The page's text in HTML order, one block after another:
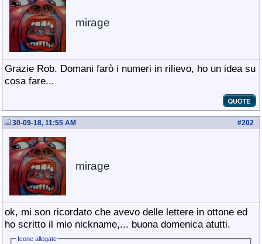
mirage
Grazie Rob. Domani farò i numeri in rilievo, ho un idea su
cosa fare...
#202
30-09-18, 11:55 AM
mirage
ok, mi son ricordato che avevo delle lettere in ottone ed
ho scritto il mio nickname,... buona domenica atutti.
Icone allegate